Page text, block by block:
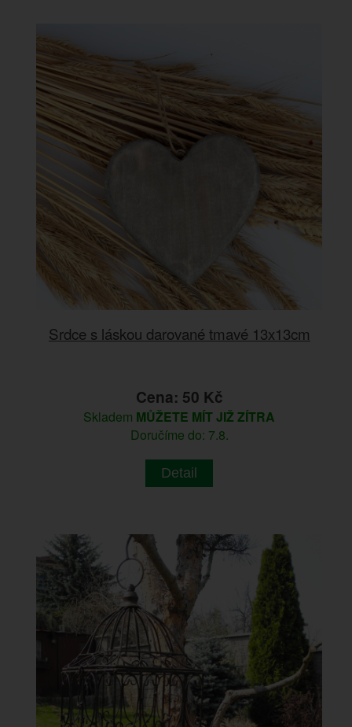
Srdce s láskou darované tmavé 13x13cm
Cena: 50 Kč
Skladem MŮŽETE MÍT JIŽ ZÍTRA
Doručíme do: 7.8.
Detail